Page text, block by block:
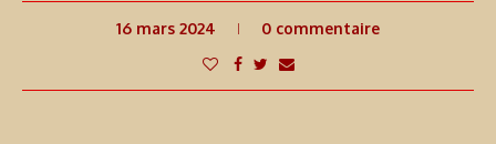
16 mars 2024 0 commentaire